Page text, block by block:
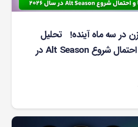
در سه ماه آینده! تحلیل
آلت کوین ها و احتمال شروع Alt Season در